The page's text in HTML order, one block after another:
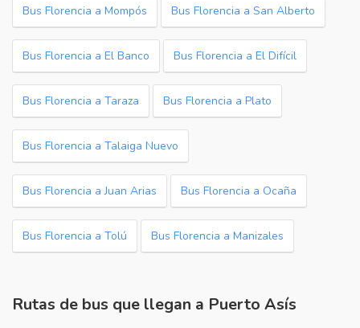
Bus Florencia a Mompós Bus Florencia a San Alberto
Bus Florencia a El Banco Bus Florencia a El Difícil
Bus Florencia a Taraza Bus Florencia a Plato
Bus Florencia a Talaiga Nuevo
Bus Florencia a Juan Arias Bus Florencia a Ocaña
Bus Florencia a Tolú Bus Florencia a Manizales
Rutas de bus que llegan a Puerto Asís